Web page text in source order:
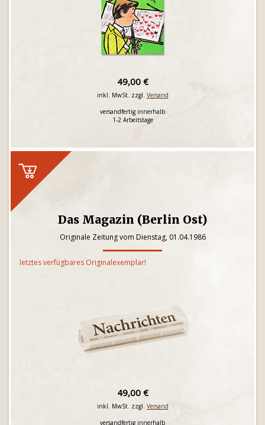
49,00 €
inkl. MwSt. zzgl. Versand
versandfertig innerhalb
1-2 Arbeitstage
Das Magazin (Berlin Ost)
Originale Zeitung vom Dienstag, 01.04.1986
letztes verfügbares Originalexemplar!
49,00 €
inkl. MwSt. zzgl. Versand
versandfertig innerhalb